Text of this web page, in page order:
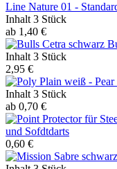
Line Nature 01 -
Inhalt 3 Stück
ab 1,40 €
Inhalt 3 Stück
2,95 €
Inhalt 3 Stück
ab 0,70 €
und Sofdtdarts
0,60 €